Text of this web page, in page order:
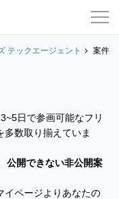
テックエージェント 案件
日で参画可能なフリ
数取り揃えていま
公開できない非公開案
イページよりあなたの